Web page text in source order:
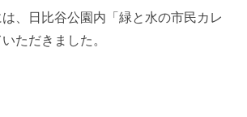
、日比谷公園内「緑と水の市民カレ
ただきました。